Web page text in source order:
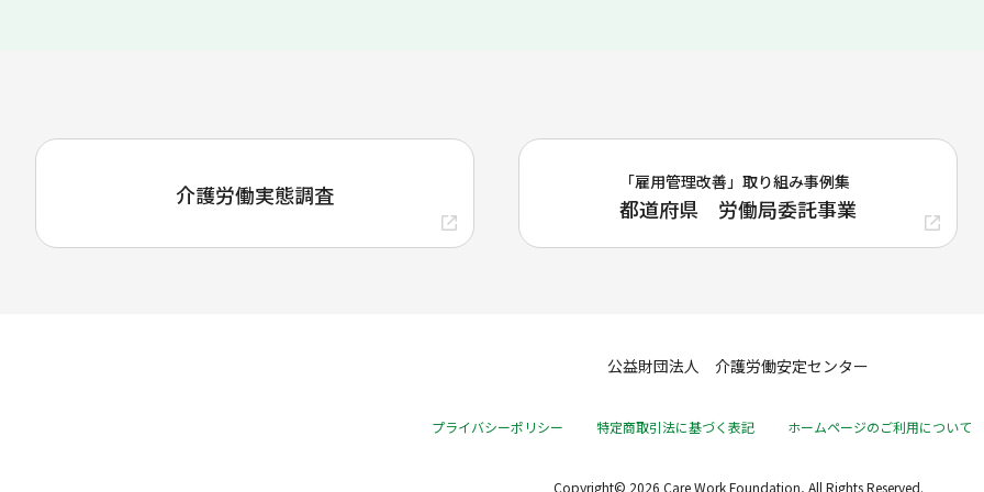
介護労働実態調査 「雇用管理改善」取り組み事例集
都道府県 労働局委託事業
公益財団法人 介護労働安定センター
プライバシーポリシー 特定商取引法に基づく表記 ホームページのご利用について
Copyright© 2026 Care Work Foundation, All Rights Reserved.